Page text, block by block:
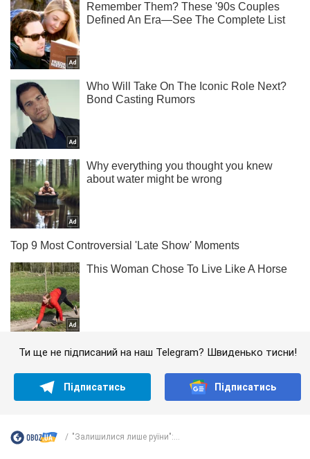
Ти ще не підписаний на наш Telegram? Швиденько тисни!
Підписатись Підписатись
"Залишилися лише руїни":...